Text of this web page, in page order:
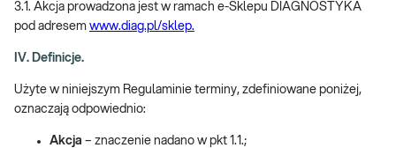
3.1. Akcja prowadzona jest w ramach e-Sklepu DIAGNOSTYKA
pod adresem www.diag.pl/sklep.
IV. Definicje.
Użyte w niniejszym Regulaminie terminy, zdefiniowane poniżej,
oznaczają odpowiednio:
Akcja – znaczenie nadano w pkt 1.1.;